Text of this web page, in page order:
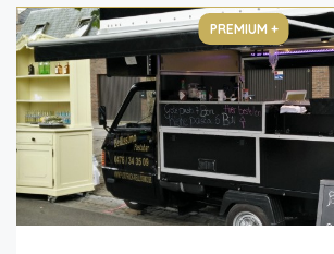
PREMIUM +